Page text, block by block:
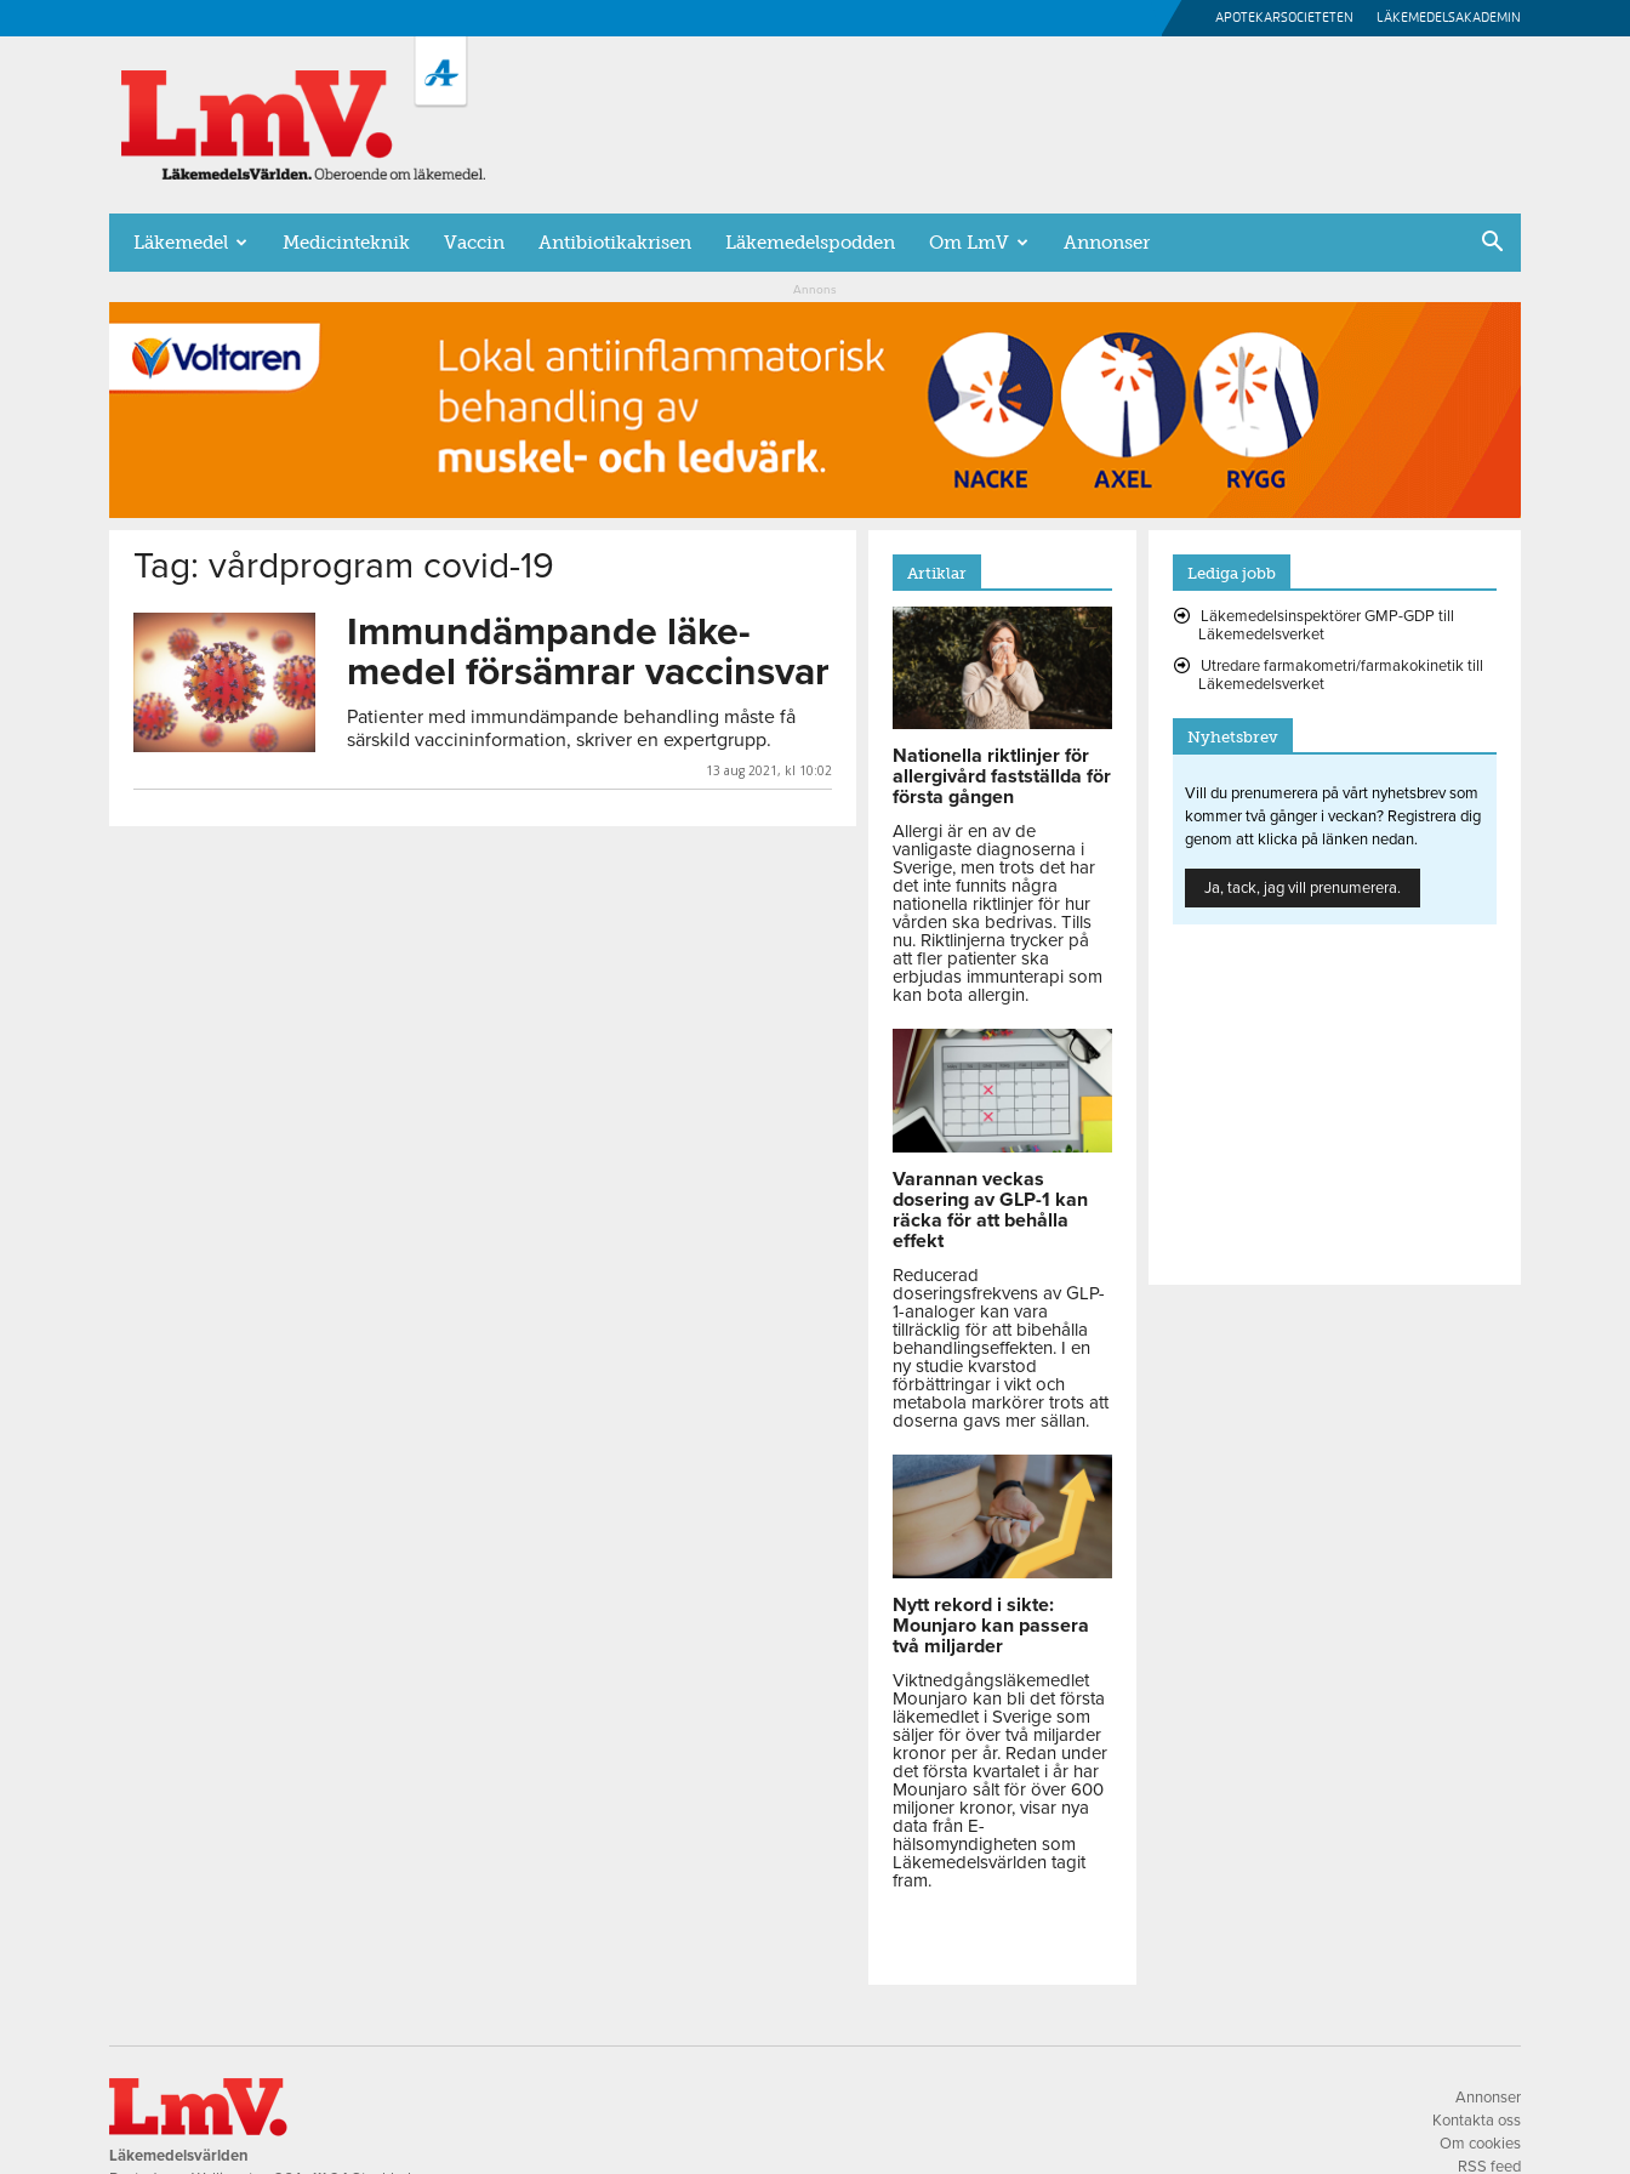
APOTEKARSOCIETETEN LÄKEMEDELSAKADEMIN
LäkemedelsVärlden
Läkemedel Medicinteknik Vaccin Antibiotikakrisen Läkemedelspodden Om LmV Annonser
Annons
Tag: vårdprogram covid-19
Immundämpande läke-
medel försämrar vaccinsvar
Patienter med immundämpande behandling måste få
särskild vaccininformation, skriver en expertgrupp.
13 aug 2021, kl 10:02
Artiklar
Nationella riktlinjer för
allergivård fastställda för
första gången
Allergi är en av de
vanligaste diagnoserna i
Sverige, men trots det har
det inte funnits några
nationella riktlinjer för hur
vården ska bedrivas. Tills
nu. Riktlinjerna trycker på
att fler patienter ska
erbjudas immunterapi som
kan bota allergin.
Varannan veckas
dosering av GLP-1 kan
räcka för att behålla
effekt
Reducerad
doseringsfrekvens av GLP-
1-analoger kan vara
tillräcklig för att bibehålla
behandlingseffekten. I en
ny studie kvarstod
förbättringar i vikt och
metabola markörer trots att
doserna gavs mer sällan.
Nytt rekord i sikte:
Mounjaro kan passera
två miljarder
Viktnedgångsläkemedlet
Mounjaro kan bli det första
läkemedlet i Sverige som
säljer för över två miljarder
kronor per år. Redan under
det första kvartalet i år har
Mounjaro sålt för över 600
miljoner kronor, visar nya
data från E-
hälsomyndigheten som
Läkemedelsvärlden tagit
fram.
Lediga jobb
Läkemedelsinspektörer GMP-GDP till
Läkemedelsverket
Utredare farmakometri/farmakokinetik till
Läkemedelsverket
Nyhetsbrev
Vill du prenumerera på vårt nyhetsbrev som
kommer två gånger i veckan? Registrera dig
genom att klicka på länken nedan.
Ja, tack, jag vill prenumerera.
Läkemedelsvärlden
Annonser
Kontakta oss
Om cookies
RSS feed